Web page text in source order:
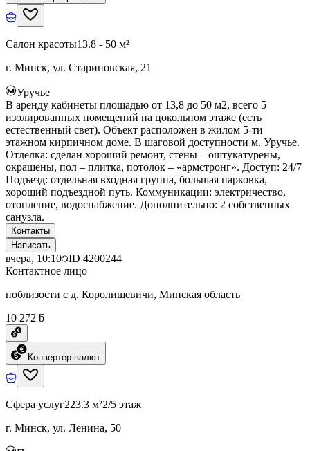
Салон красоты13.8 - 50 м²
г. Минск, ул. Стариновская, 21
Уручье
В аренду кабинеты площадью от 13,8 до 50 м2, всего 5
изолированных помещений на цокольном этаже (есть
естественный свет). Объект расположен в жилом 5-ти
этажном кирпичном доме. В шаговой доступности м. Уручье.
Отделка: сделан хороший ремонт, стены – оштукатурены,
окрашены, пол – плитка, потолок – «армстронг». Доступ: 24/7
Подъезд: отдельная входная группа, большая парковка,
хороший подъездной путь. Коммуникации: электричество,
отопление, водоснабжение. Дополнительно: 2 собственных
санузла.
Контакты
Написать
вчера, 10:10 ID 4200244
Контактное лицо
поблизости с д. Королищевичи, Минская область
10 272 ƃ
Конвертер валют
Сфера услуг223.3 м²2/5 этаж
г. Минск, ул. Ленина, 50